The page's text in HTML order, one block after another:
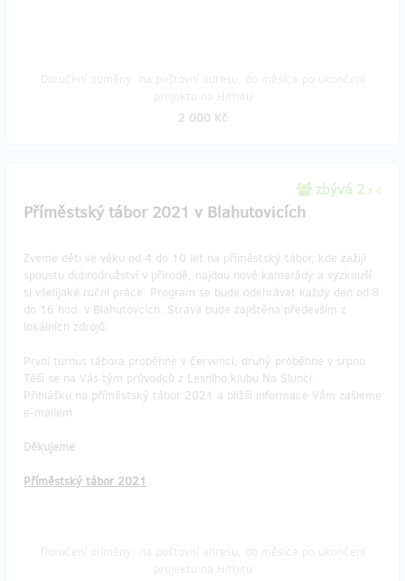
2 000 Kč
zbývá 2 z 4
Příměstský tábor 2021 v Blahutovicích
Zveme děti ve věku od 4 do 10 let na příměstský tábor, kde zažijí
spoustu dobrodružství v přírodě, najdou nové kamarády a vyzkouší
si všelijaké ruční práce. Program se bude odehrávat každý den od 8
do 16 hod. v Blahutovcích. Strava bude zajištěna především z
lokálních zdrojů.
První turnus tábora proběhne v červenci, druhý proběhne v srpnu.
Těší se na Vás tým průvodců z Lesního klubu Na Slunci.
Přihlášku na příměstský tábor 2021 a bližší informace Vám zašleme
e-mailem.
Děkujeme
Příměstský tábor 2021